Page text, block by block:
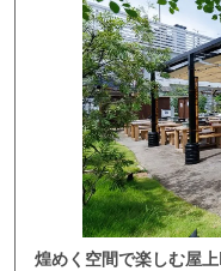
煌めく空間で楽しむ屋